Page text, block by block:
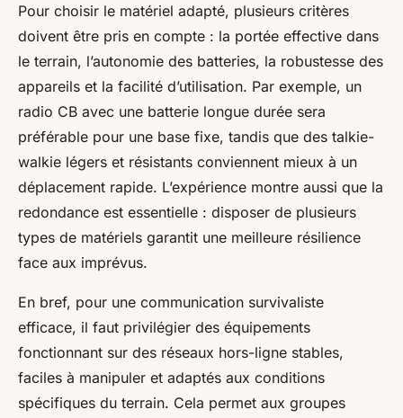
Pour choisir le matériel adapté, plusieurs critères
doivent être pris en compte : la portée effective dans
le terrain, l’autonomie des batteries, la robustesse des
appareils et la facilité d’utilisation. Par exemple, un
radio CB avec une batterie longue durée sera
préférable pour une base fixe, tandis que des talkie-
walkie légers et résistants conviennent mieux à un
déplacement rapide. L’expérience montre aussi que la
redondance est essentielle : disposer de plusieurs
types de matériels garantit une meilleure résilience
face aux imprévus.
En bref, pour une communication survivaliste
efficace, il faut privilégier des équipements
fonctionnant sur des réseaux hors-ligne stables,
faciles à manipuler et adaptés aux conditions
spécifiques du terrain. Cela permet aux groupes